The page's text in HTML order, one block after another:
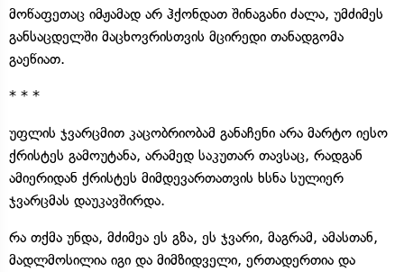
მოწაფეთაც იმჟამად არ ჰქონდათ შინაგანი ძალა, უმძიმეს
განსაცდელში მაცხოვრისთვის მცირედი თანადგომა
გაეწიათ.
* * *
უფლის ჯვარცმით კაცობრიობამ განაჩენი არა მარტო იესო
ქრისტეს გამოუტანა, არამედ საკუთარ თავსაც, რადგან
ამიერიდან ქრისტეს მიმდევართათვის ხსნა სულიერ
ჯვარცმას დაუკავშირდა.
რა თქმა უნდა, მძიმეა ეს გზა, ეს ჯვარი, მაგრამ, ამასთან,
მადლმოსილია იგი და მიმზიდველი, ერთადერთია და